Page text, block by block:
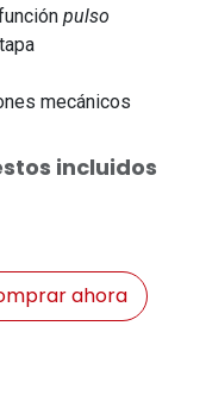
pulso
mecánicos
incluidos
ahora